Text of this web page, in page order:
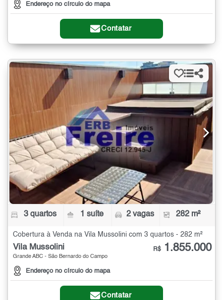
Endereço no círculo do mapa
Contatar
3 quartos 1 suíte 2 vagas 282 m²
Cobertura à Venda na Vila Mussolini com 3 quartos - 282 m²
Vila Mussolini
Grande ABC - São Bernardo do Campo
Endereço no círculo do mapa
R$ 1.855.000
Contatar